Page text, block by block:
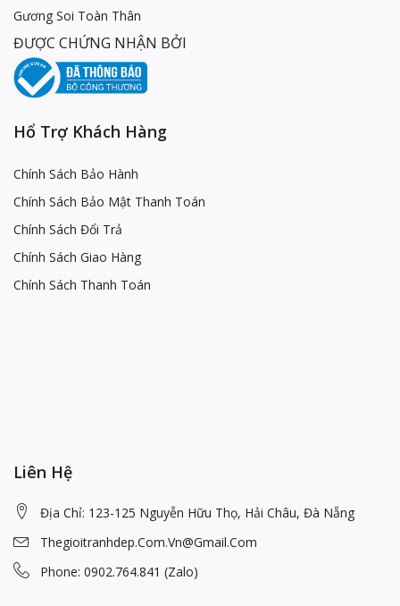
Gương Soi Toàn Thân
ĐƯỢC CHỨNG NHẬN BỞI
Hổ Trợ Khách Hàng
Chính Sách Bảo Hành
Chính Sách Bảo Mật Thanh Toán
Chính Sách Đổi Trả
Chính Sách Giao Hàng
Chính Sách Thanh Toán
Liên Hệ
Địa Chỉ: 123-125 Nguyễn Hữu Thọ, Hải Châu, Đà Nẵng
Thegioitranhdep.com.vn@gmail.com
Phone: 0902.764.841 (Zalo)